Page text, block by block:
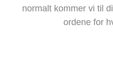
normalt kommer vi til
ordene for